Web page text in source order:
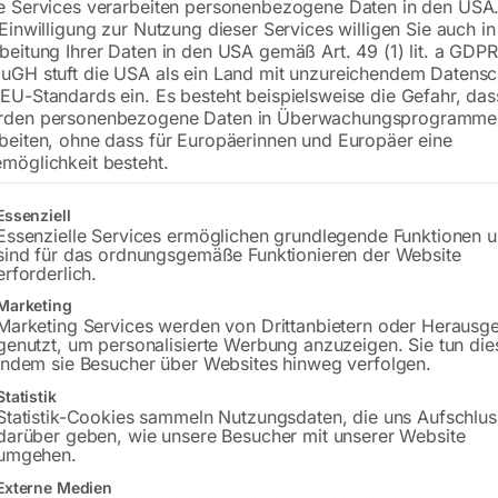
€81,00
inkl. MwSt. zzgl.Versandkosten
Lieferzeit:Versandbereit in KW 32/2026
Versandkosten Standard (Österreich):
Sie haben
Gerne
Anfrageformular
Services verarbeiten personenbezogene Daten in den
zur Nutzung dieser Services willigen Sie auch
Ihrer Daten in den USA gemäß Art. 49 (1) lit. a
stuft die USA als ein Land mit unzureichendem
Standards ein. Es besteht beispielsweise die Gefahr,
personenbezogene Daten in
ohne dass für Europäerinnen und Europäer eine
besteht.
eine Liste der Service-Gruppen, für die eine Einwilligung erteilt
Services ermöglichen grundlegende Funktionen
für das ordnungsgemäße Funktionieren der Website
Services werden von Drittanbietern oder
um personalisierte Werbung anzuzeigen. Sie tun
sie Besucher über Websites hinweg verfolgen.
Cookies sammeln Nutzungsdaten, die uns
geben, wie unsere Besucher mit unserer Website
Medien